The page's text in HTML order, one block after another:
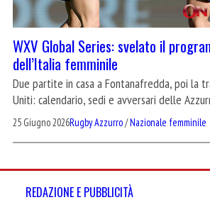
WXV Global Series: svelato il
dell’Italia femminile
Due partite in casa a Fontanafredda, poi la
Uniti: calendario, sedi e avversari delle
25 Giugno 2026Rugby Azzurro/Nazionale femminile
REDAZIONE E PUBBLICITÀ